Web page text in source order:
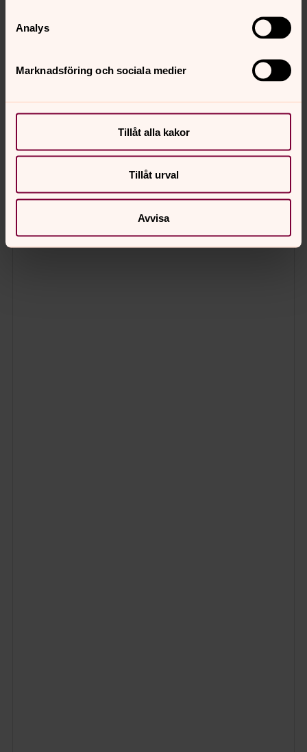
Analys
Marknadsföring och sociala medier
Tillåt alla kakor
Tillåt urval
Avvisa